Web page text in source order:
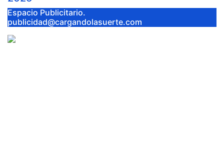
Espacio Publicitario.
publicidad@cargandolasuerte.com